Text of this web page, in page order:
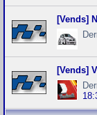
[Vends]